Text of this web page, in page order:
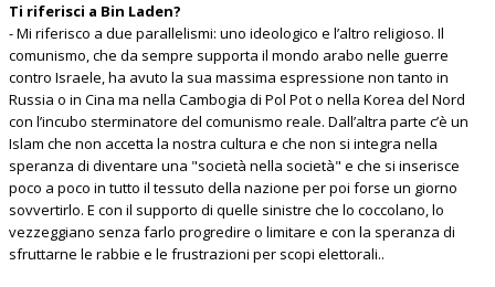
Ti riferisci a Bin Laden?
- Mi riferisco a due parallelismi: uno ideologico e l’altro religioso. Il
comunismo, che da sempre supporta il mondo arabo nelle guerre
contro Israele, ha avuto la sua massima espressione non tanto in
Russia o in Cina ma nella Cambogia di Pol Pot o nella Korea del Nord
con l’incubo sterminatore del comunismo reale. Dall’altra parte c’è un
Islam che non accetta la nostra cultura e che non si integra nella
speranza di diventare una "società nella società" e che si inserisce
poco a poco in tutto il tessuto della nazione per poi forse un giorno
sovvertirlo. E con il supporto di quelle sinistre che lo coccolano, lo
vezzeggiano senza farlo progredire o limitare e con la speranza di
sfruttarne le rabbie e le frustrazioni per scopi elettorali..